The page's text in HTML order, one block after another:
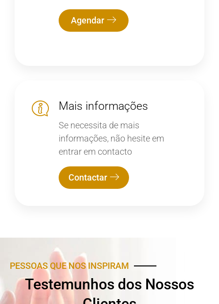
Agendar
Mais informações
Se necessita de mais
informações, não hesite em
entrar em contacto
Contactar
PESSOAS QUE NOS INSPIRAM
Testemunhos dos Nossos